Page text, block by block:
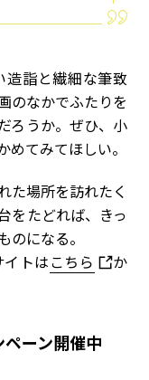
詣と繊細な筆致
のなかでふたりを
ろうか。ぜひ、小
てみてほしい。
た場所を訪れたく
をたどれば、きっ
のになる。
トはこちら
か
ーン開催中